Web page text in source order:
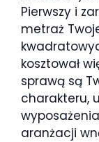
Pierwszy i
metraż
kosztował
sprawą są
charakteru,
aranżacji